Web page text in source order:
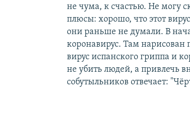
не чума, к счастью. Не могу
плюсы: хорошо, что этот
они раньше не думали. В
коронавирус. Там
вирус испанского гриппа и
не убить людей, а привлечь
собутыльников отвечает: